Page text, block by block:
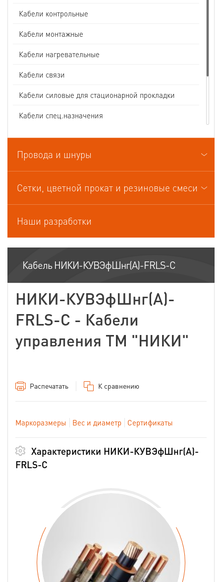
Кабели контрольные
Кабели монтажные
Кабели нагревательные
Кабели связи
Кабели силовые для стационарной прокладки
Кабели спец.назначения
Кабели судовые
Кабели термоэлектродные
Провода и шнуры
Сетки, цветной прокат и резиновые смеси
Наши разработки
Кабель НИКИ-КУВЭфШнг(А)-FRLS-С
НИКИ-КУВЭфШнг(А)-
FRLS-С - Кабели
управления ТМ "НИКИ"
Распечатать К сравнению
Маркоразмеры Вес и диаметр Сертификаты
Характеристики НИКИ-КУВЭфШнг(А)-
FRLS-С